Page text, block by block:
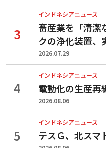
インドネシアニュース
畜産業を「清潔
クの浄化装置、
2026.07.29
インドネシアニュース
電動化の生産再
2026.08.06
インドネシアニュース
テスＧ、北スマ